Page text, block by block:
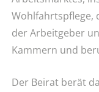
Wohlfahrtspflege,
der Arbeitgeber
Kammern und
Der Beirat berät